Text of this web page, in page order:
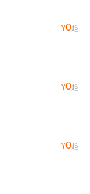
¥0起
¥0起
¥0起